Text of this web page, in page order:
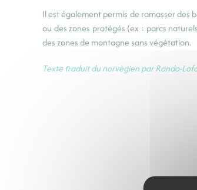
Il est également permis de ramasser des
ou des zones protégés (ex : parcs
des zones de montagne sans végétation.
Texte traduit du norvègien par Rando-